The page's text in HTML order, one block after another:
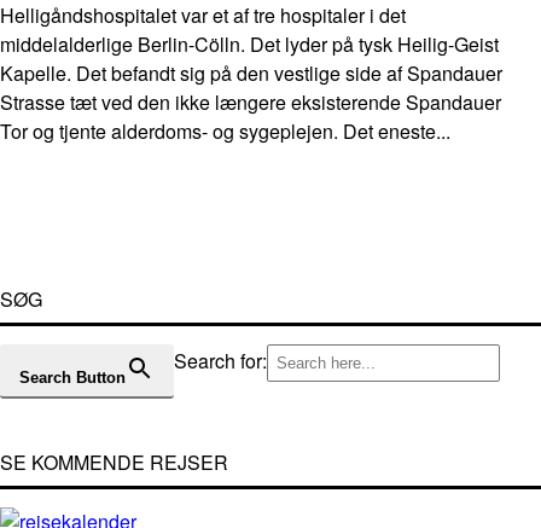
Helligåndshospitalet var et af tre hospitaler i det
middelalderlige Berlin-Cölln. Det lyder på tysk Heilig-Geist
Kapelle. Det befandt sig på den vestlige side af Spandauer
Strasse tæt ved den ikke længere eksisterende Spandauer
Tor og tjente alderdoms- og sygeplejen. Det eneste...
SØG
Search for:
Search Button
SE KOMMENDE REJSER